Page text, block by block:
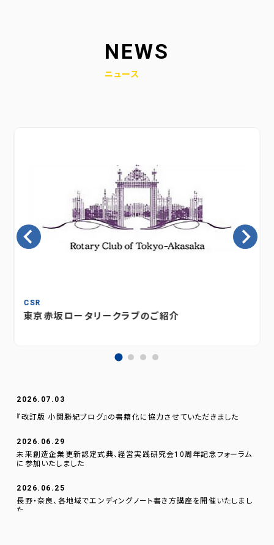
NEWS
ニュース
CSR
東京赤坂ロータリークラブのご紹介
2026.07.03
『改訂版 小関勝紀ブログ』の書籍化に協力させていただきました
2026.06.29
未来創造企業更新認定式典、経営実践研究会10周年記念フォーラム
に参加いたしました
2026.06.25
長野・奈良、各地域でエンディングノート書き方講座を開催いたしまし
た